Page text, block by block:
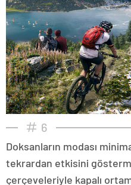
6
Doksanların modası
tekrardan etkisini
çerçeveleriyle kapalı